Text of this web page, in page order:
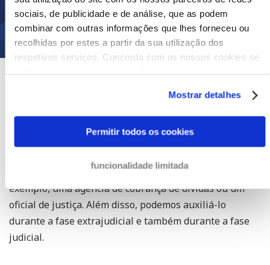
sociais, de publicidade e de análise, que as podem
combinar com outras informações que lhes forneceu ou
recolhidas por estes a partir da sua utilização dos
respetivos serviços. Concorda com os nossos cookies se
Mostrar detalhes
Permitir todos os cookies
funcionalidade limitada
Enviar uma cobrança
A SUA POSIÇÃO FICA MAIS
RECUPERAÇÃO DE DÍVIDAS
recursos para pressionar o seu devedor do que, por
exemplo, uma agência de cobrança de dívidas ou um
oficial de justiça. Além disso, podemos auxiliá-lo
durante a fase extrajudicial e também durante a fase
judicial.